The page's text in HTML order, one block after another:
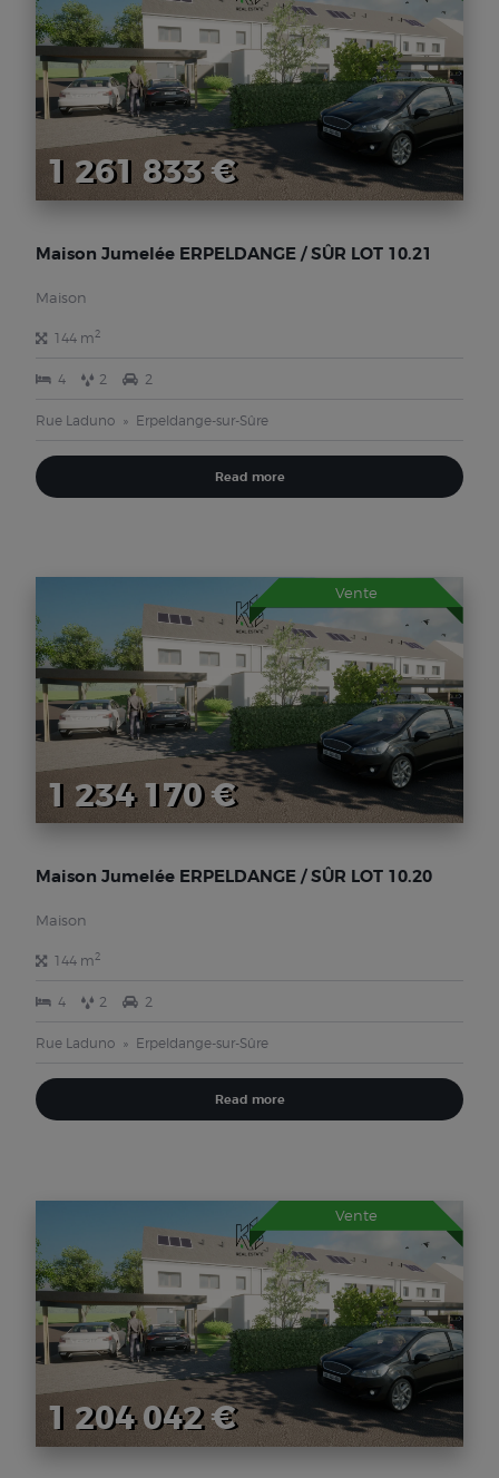
1 261 833 €
Maison Jumelée ERPELDANGE / SÛR LOT 10.21
Maison
144 m2
4 2 2
Rue Laduno Erpeldange-sur-Sûre
Read more
Vente
1 234 170 €
Maison Jumelée ERPELDANGE / SÛR LOT 10.20
Maison
144 m2
4 2 2
Rue Laduno Erpeldange-sur-Sûre
Read more
Vente
1 204 042 €